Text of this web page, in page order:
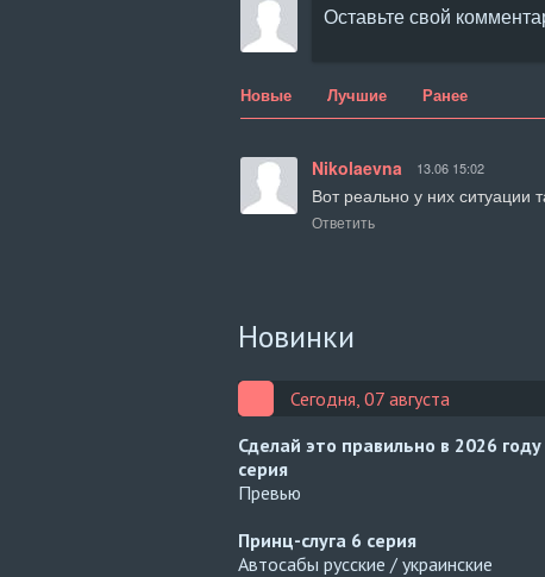
Новые Лучшие Ранее
Nikolaevna 13.06 15:02
Вот реально у них ситуации
Ответить
Новинки
Сегодня, 07 августа
Сделай это правильно в 2026 году
серия
Превью
Принц-слуга 6 серия
Автосабы русские / украинские